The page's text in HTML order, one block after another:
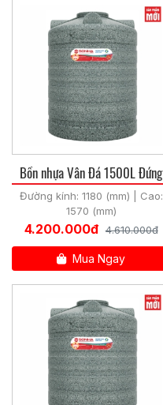
Bồn nhựa Vân Đá 1500L Đứng
Đường kính: 1180 (mm) | Cao:
1570 (mm)
4.200.000đ 4.610.000đ
Mua Ngay